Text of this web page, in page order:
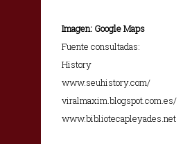
Imagen: Google Maps
Fuente consultadas:
History
www.seuhistory.com/
viralmaxim.blogspot.com.es/
www.bibliotecapleyades.net